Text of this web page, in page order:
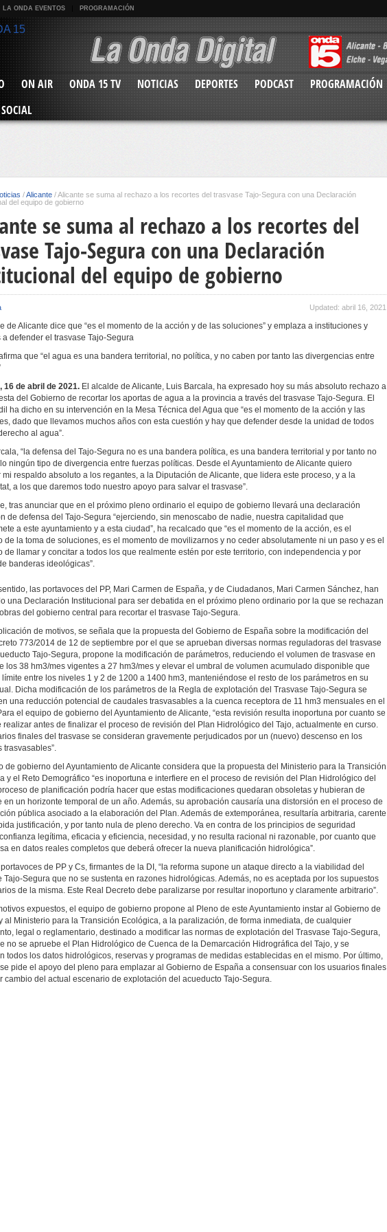
LA ONDA EVENTOS PROGRAMACIÓN
ON AIR ONDA 15 TV NOTICIAS DEPORTES PODCAST PROGRAMACIÓN
/Alicante /Alicante se suma al rechazo a los recortes del trasvase Tajo-Segura con una Declaración
del equipo de gobierno
se suma al rechazo a los recortes del
Tajo-Segura con una Declaración
del equipo de gobierno
Updated: abril 16, 2021
de Alicante dice que “es el momento de la acción y de las soluciones” y emplaza a instituciones y
a defender el trasvase Tajo-Segura
que “el agua es una bandera territorial, no política, y no caben por tanto las divergencias entre
16 de abril de 2021. El alcalde de Alicante, Luis Barcala, ha expresado hoy su más absoluto rechazo a
del Gobierno de recortar los aportas de agua a la provincia a través del trasvase Tajo-Segura. El
ha dicho en su intervención en la Mesa Técnica del Agua que “es el momento de la acción y las
dado que llevamos muchos años con esta cuestión y hay que defender desde la unidad de todos
al agua”.
“la defensa del Tajo-Segura no es una bandera política, es una bandera territorial y por tanto no
ningún tipo de divergencia entre fuerzas políticas. Desde el Ayuntamiento de Alicante quiero
mi respaldo absoluto a los regantes, a la Diputación de Alicante, que lidera este proceso, y a la
a los que daremos todo nuestro apoyo para salvar el trasvase”.
tras anunciar que en el próximo pleno ordinario el equipo de gobierno llevará una declaración
de defensa del Tajo-Segura “ejerciendo, sin menoscabo de nadie, nuestra capitalidad que
a este ayuntamiento y a esta ciudad”, ha recalcado que “es el momento de la acción, es el
de la toma de soluciones, es el momento de movilizarnos y no ceder absolutamente ni un paso y es el
de llamar y concitar a todos los que realmente estén por este territorio, con independencia y por
banderas ideológicas”.
las portavoces del PP, Mari Carmen de España, y de Ciudadanos, Mari Carmen Sánchez, han
una Declaración Institucional para ser debatida en el próximo pleno ordinario por la que se rechazan
del gobierno central para recortar el trasvase Tajo-Segura.
de motivos, se señala que la propuesta del Gobierno de España sobre la modificación del
773/2014 de 12 de septiembre por el que se aprueban diversas normas reguladoras del trasvase
Tajo-Segura, propone la modificación de parámetros, reduciendo el volumen de trasvase en
los 38 hm3/mes vigentes a 27 hm3/mes y elevar el umbral de volumen acumulado disponible que
entre los niveles 1 y 2 de 1200 a 1400 hm3, manteniéndose el resto de los parámetros en su
Dicha modificación de los parámetros de la Regla de explotación del Trasvase Tajo-Segura se
una reducción potencial de caudales trasvasables a la cuenca receptora de 11 hm3 mensuales en el
el equipo de gobierno del Ayuntamiento de Alicante, “esta revisión resulta inoportuna por cuanto se
realizar antes de finalizar el proceso de revisión del Plan Hidrológico del Tajo, actualmente en curso.
finales del trasvase se consideran gravemente perjudicados por un (nuevo) descenso en los
trasvasables”.
de gobierno del Ayuntamiento de Alicante considera que la propuesta del Ministerio para la Transición
y el Reto Demográfico “es inoportuna e interfiere en el proceso de revisión del Plan Hidrológico del
de planificación podría hacer que estas modificaciones quedaran obsoletas y hubieran de
en un horizonte temporal de un año. Además, su aprobación causaría una distorsión en el proceso de
pública asociado a la elaboración del Plan. Además de extemporánea, resultaría arbitraria, carente
justificación, y por tanto nula de pleno derecho. Va en contra de los principios de seguridad
legítima, eficacia y eficiencia, necesidad, y no resulta racional ni razonable, por cuanto que
en datos reales completos que deberá ofrecer la nueva planificación hidrológica”.
de PP y Cs, firmantes de la DI, “la reforma supone un ataque directo a la viabilidad del
Tajo-Segura que no se sustenta en razones hidrológicas. Además, no es aceptada por los supuestos
de la misma. Este Real Decreto debe paralizarse por resultar inoportuno y claramente arbitrario”.
expuestos, el equipo de gobierno propone al Pleno de este Ayuntamiento instar al Gobierno de
al Ministerio para la Transición Ecológica, a la paralización, de forma inmediata, de cualquier
legal o reglamentario, destinado a modificar las normas de explotación del Trasvase Tajo-Segura,
no se apruebe el Plan Hidrológico de Cuenca de la Demarcación Hidrográfica del Tajo, y se
todos los datos hidrológicos, reservas y programas de medidas establecidas en el mismo. Por último,
pide el apoyo del pleno para emplazar al Gobierno de España a consensuar con los usuarios finales
cambio del actual escenario de explotación del acueducto Tajo-Segura.